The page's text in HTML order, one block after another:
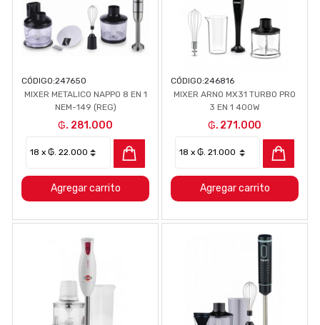
CÓDIGO:247650
MIXER METALICO NAPPO 8 EN 1
NEM-149 (REG)
₲. 281.000
Agregar carrito
CÓDIGO:246816
MIXER ARNO MX31 TURBO PRO
3 EN 1 400W
₲. 271.000
Agregar carrito